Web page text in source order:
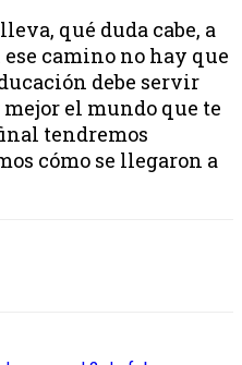
qué duda cabe, a
camino no hay que
debe servir
el mundo que te
tendremos
cómo se llegaron a